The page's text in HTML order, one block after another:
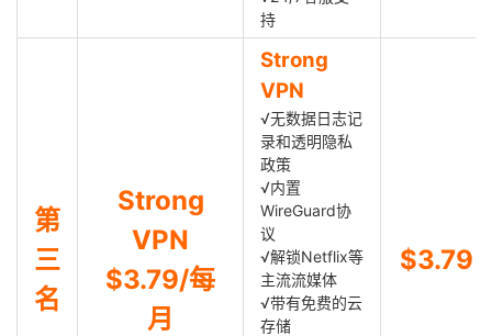
持
第
三
名
Strong
VPN
$3.79/每
月
Strong
VPN
√无数据日志记
录和透明隐私
政策
√内置
WireGuard协
议
√解锁Netflix等
主流流媒体
√带有免费的云
存储
$3.79